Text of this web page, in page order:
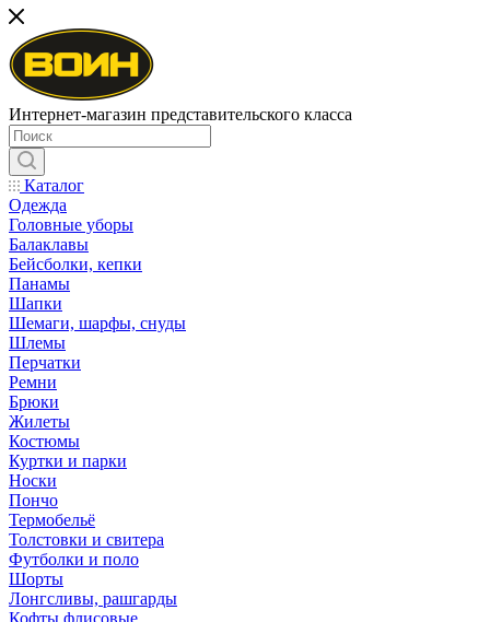
Интернет-магазин представительского класса
Каталог
Одежда
Головные уборы
Балаклавы
Бейсболки, кепки
Панамы
Шапки
Шемаги, шарфы, снуды
Шлемы
Перчатки
Ремни
Брюки
Жилеты
Костюмы
Куртки и парки
Носки
Пончо
Термобельё
Толстовки и свитера
Футболки и поло
Шорты
Лонгсливы, рашгарды
Кофты флисовые